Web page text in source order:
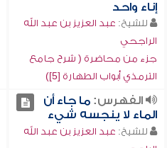
إناء واحد
للشيخ: عبد العزيز بن عبد الله
الراجحي
جزء من محاضرة ( شرح جامع
الترمذي أبواب الطهارة [5])
الفهرس:ما جاء أن
الماء لا ينجسه شيء
للشيخ: عبد العزيز بن عبد الله